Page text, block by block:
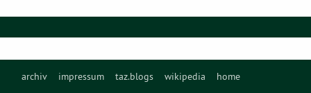
archiv impressum taz.blogs wikipedia home